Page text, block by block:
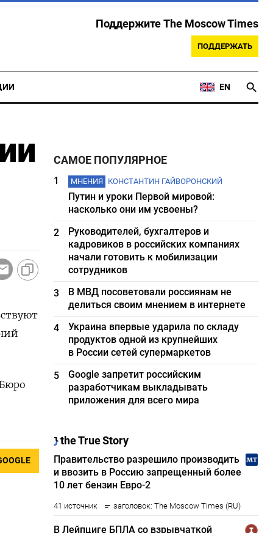
Поддержите The Moscow Times
ПОДДЕРЖАТЬ
EN
САМОЕ ПОПУЛЯРНОЕ
1 МНЕНИЯ КОНСТАНТИН ГАЙВОРОНСКИЙ
Путин и уроки Первой мировой:
насколько они им усвоены?
2
Руководителей, бухгалтеров и
кадровиков в российских компаниях
начали готовить к мобилизации
сотрудников
3
В МВД посоветовали россиянам не
делиться своим мнением в интернете
4
Украина впервые ударила по складу
продуктов одной из крупнейших
в России сетей супермаркетов
5
Google запретит российским
разработчикам выкладывать
приложения для всего мира